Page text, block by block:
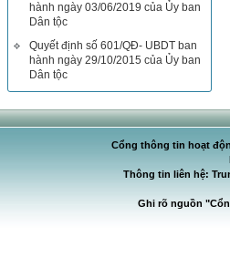
hành ngày 03/06/2019 của Ủy ban
Dân tộc
Quyết định số 601/QĐ- UBDT ban
hành ngày 29/10/2015 của Ủy ban
Dân tộc
Cổng thông tin hoạt
Thông tin liên hệ:
Ghi rõ nguồn